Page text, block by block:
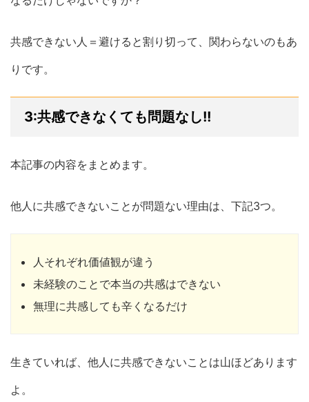
共感できない人＝避けると割り切って、関わらないのもあ
りです。
3:共感できなくても問題なし!!
本記事の内容をまとめます。
他人に共感できないことが問題ない理由は、下記3つ。
人それぞれ価値観が違う
未経験のことで本当の共感はできない
無理に共感しても辛くなるだけ
生きていれば、他人に共感できないことは山ほどあります
よ。